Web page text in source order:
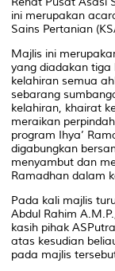
ini merupakan
Sains Pertanian
Majlis ini
yang diadakan tiga
kelahiran semua
sebarang
kelahiran, khairat
meraikan
program Ihya’
digabungkan
menyambut dan
Ramadhan dalam
Pada kali majlis
Abdul Rahim
kasih pihak
atas kesudian
pada majlis